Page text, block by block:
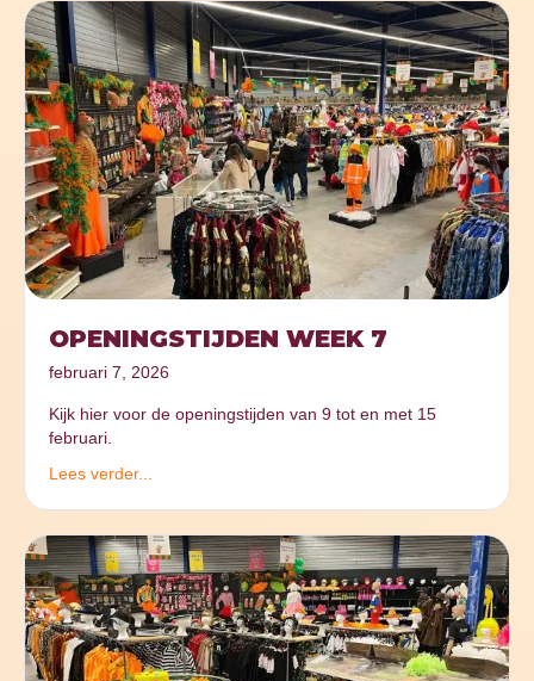
OPENINGSTIJDEN WEEK 7
februari 7, 2026
Kijk hier voor de openingstijden van 9 tot en met 15
februari.
Lees verder...